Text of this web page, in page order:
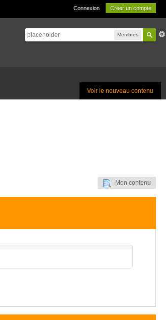
Connexion Créer un compte
Membres
Voir le nouveau contenu
Mon contenu